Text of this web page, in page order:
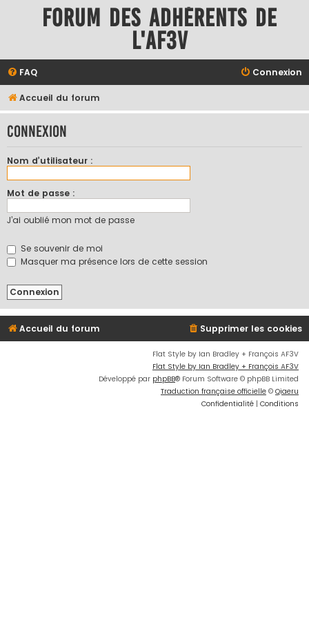
Forum des adhérents de
l'AF3V
FAQ Connexion
Accueil du forum
Connexion
Nom d’utilisateur :
Mot de passe :
J’ai oublié mon mot de passe
Se souvenir de moi
Masquer ma présence lors de cette session
Accueil du forum Supprimer les cookies
Flat Style by Ian Bradley + François AF3V
Flat Style by Ian Bradley + François AF3V
Développé par phpBB® Forum Software © phpBB Limited
Traduction française officielle © Qiaeru
Confidentialité | Conditions